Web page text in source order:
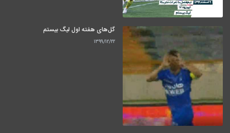
گل‌های هفته اول لیگ بیستم
۱۳۹۹/۱۲/۲۲